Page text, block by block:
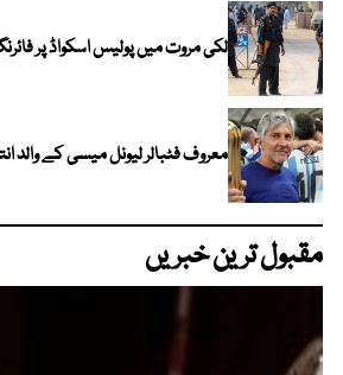
لکی مروت میں پولیس اسکواڈ پر
معروف فٹبالر لیونل میسی کے والد
مقبول ترین خبریں